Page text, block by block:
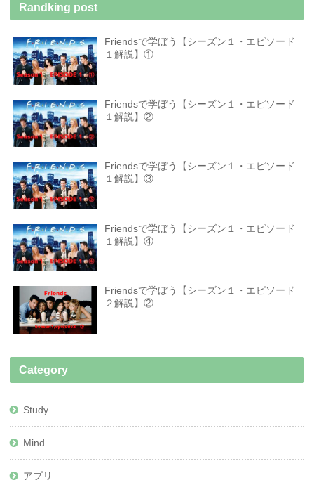
Randking post
Friendsで学ぼう【シーズン１・エピソード
１解説】①
Friendsで学ぼう【シーズン１・エピソード
１解説】②
Friendsで学ぼう【シーズン１・エピソード
１解説】③
Friendsで学ぼう【シーズン１・エピソード
１解説】④
Friendsで学ぼう【シーズン１・エピソード
２解説】②
Category
Study
Mind
アプリ